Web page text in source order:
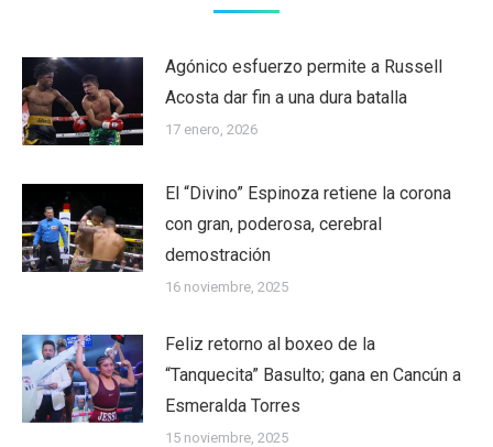
Agónico esfuerzo permite a Russell
Acosta dar fin a una dura batalla
17 enero, 2026
El “Divino” Espinoza retiene la corona
con gran, poderosa, cerebral
demostración
16 noviembre, 2025
Feliz retorno al boxeo de la
“Tanquecita” Basulto; gana en Cancún a
Esmeralda Torres
15 noviembre, 2025